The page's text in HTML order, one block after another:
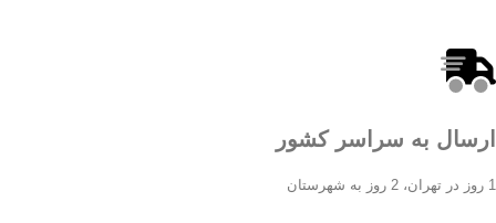
ارسال به سراسر کشور
1 روز در تهران، 2 روز به شهرستان